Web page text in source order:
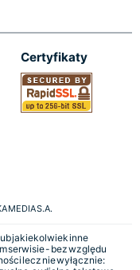
Certyfikaty
MEDIA S.A.
jakiekolwiek inne
serwisie - bez względu
lecz nie wyłącznie: